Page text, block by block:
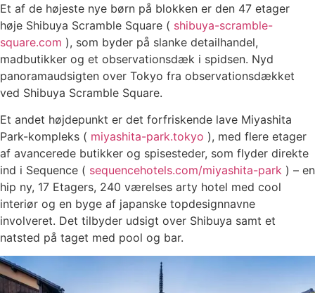
Et af de højeste nye børn på blokken er den 47 etager
høje Shibuya Scramble Square ( shibuya-scramble-
square.com ), som byder på slanke detailhandel,
madbutikker og et observationsdæk i spidsen. Nyd
panoramaudsigten over Tokyo fra observationsdækket
ved Shibuya Scramble Square.
Et andet højdepunkt er det forfriskende lave Miyashita
Park-kompleks ( miyashita-park.tokyo ), med flere etager
af avancerede butikker og spisesteder, som flyder direkte
ind i Sequence ( sequencehotels.com/miyashita-park ) – en
hip ny, 17 Etagers, 240 værelses arty hotel med cool
interiør og en byge af japanske topdesignnavne
involveret. Det tilbyder udsigt over Shibuya samt et
natsted på taget med pool og bar.